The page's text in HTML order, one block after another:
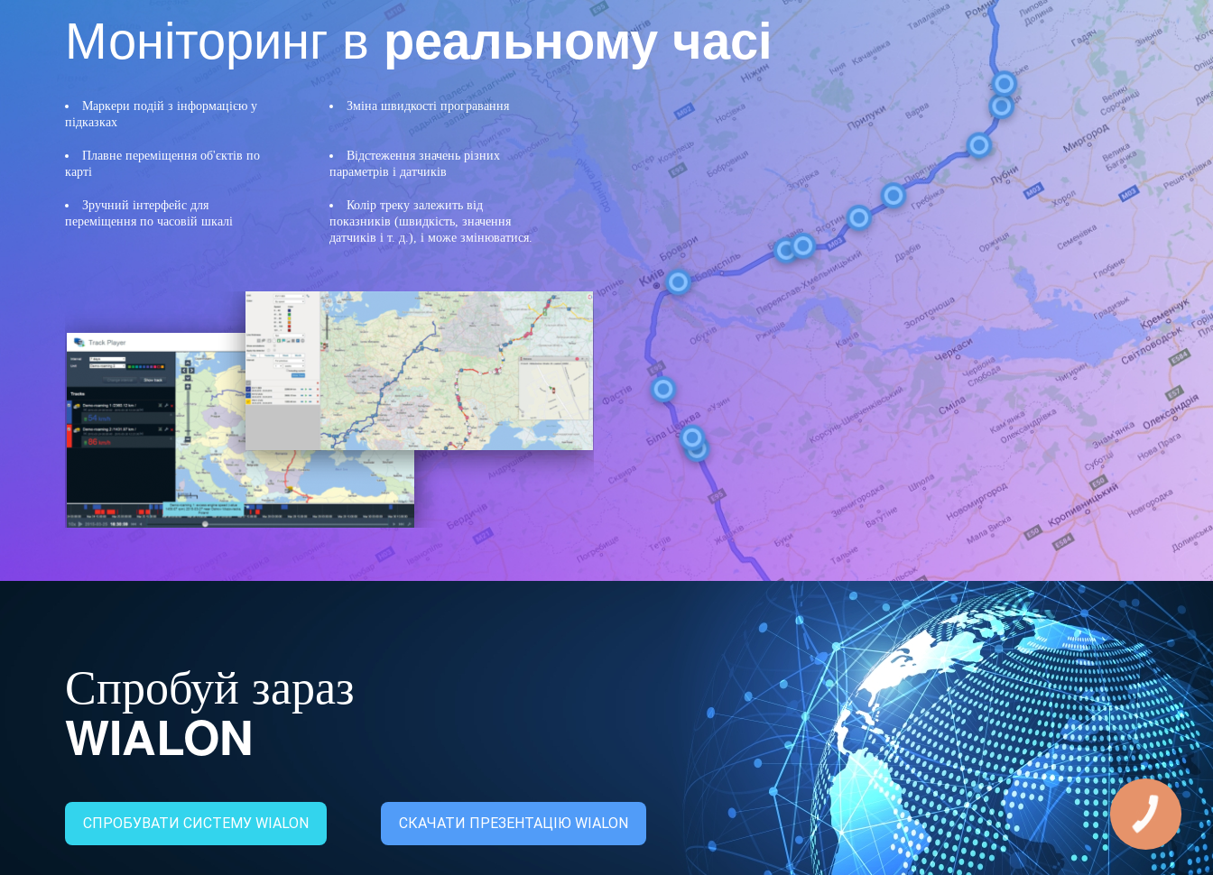
Моніторинг в реальному часі
Маркери подій з інформацією у
підказках
Плавне переміщення об'єктів по
карті
Зручний інтерфейс для
переміщення по часовій шкалі
Зміна швидкості програвання
Відстеження значень різних
параметрів і датчиків
Колір треку залежить від
показників (швидкість, значення
датчиків і т. д.), і може змінюватися.
Спробуй зараз
WIALON
СПРОБУВАТИ СИСТЕМУ WIALON СКАЧАТИ ПРЕЗЕНТАЦІЮ WIALON